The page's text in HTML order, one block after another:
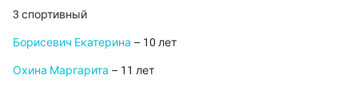
3 спортивный
Борисевич Екатерина – 10 лет
Охина Маргарита – 11 лет